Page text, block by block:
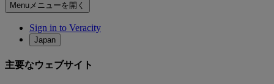
Menuメニューを開く
Sign in to Veracity
Japan
主要なウェブサイト